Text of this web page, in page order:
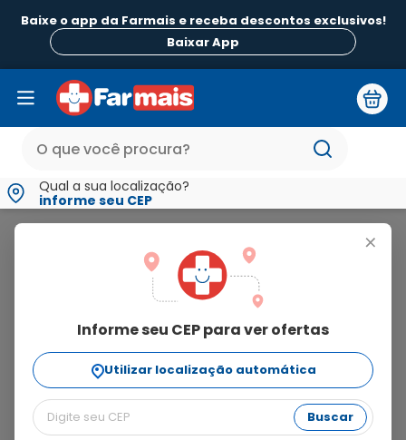
Baixe o app da Farmais e receba descontos exclusivos!
Baixar App
Qual a sua localização?
informe seu CEP
+
Informe seu CEP para ver ofertas
Utilizar localização automática
Buscar
Ordenar Por
relevância